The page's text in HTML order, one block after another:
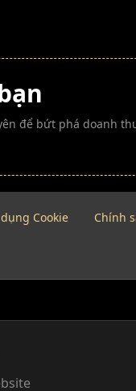
để bứt phá doanh
Cookie Chính